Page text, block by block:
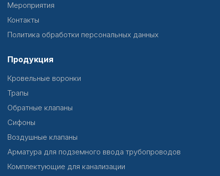
Мероприятия
Контакты
Политика обработки персональных данных
Продукция
Кровельные воронки
Трапы
Обратные клапаны
Сифоны
Воздушные клапаны
Арматура для подземного ввода трубопроводов
Комплектующие для канализации